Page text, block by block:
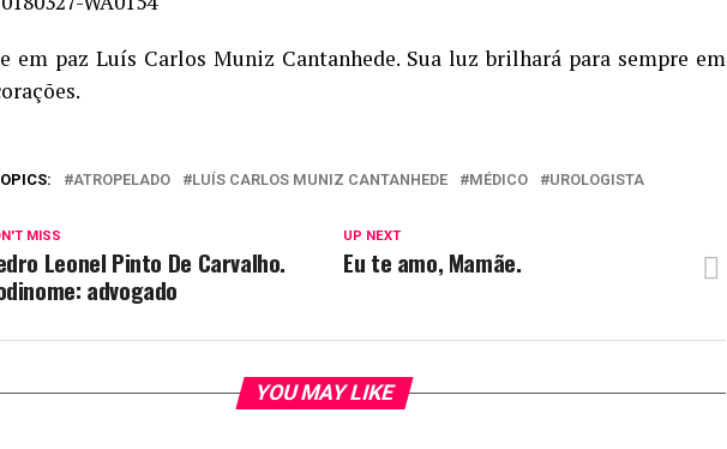
em paz Luís Carlos Muniz Cantanhede. Sua luz brilhará para sempre em
ATROPELADO LUÍS CARLOS MUNIZ CANTANHEDE MÉDICO UROLOGISTA
UP NEXT
Eu te amo, Mamãe.
MISS
Leonel Pinto De Carvalho.
advogado
YOU MAY LIKE